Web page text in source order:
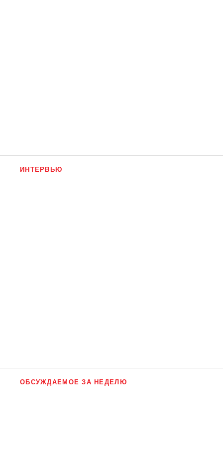
ИНТЕРВЬЮ
ОБСУЖДАЕМОЕ ЗА НЕДЕЛЮ